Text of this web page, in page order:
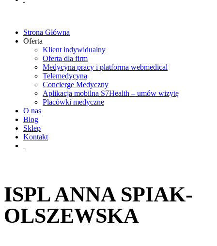
Strona Główna
Oferta
Klient indywidualny
Oferta dla firm
Medycyna pracy i platforma webmedical
Telemedycyna
Concierge Medyczny
Aplikacja mobilna S7Health – umów wizytę
Placówki medyczne
O nas
Blog
Sklep
Kontakt
ISPL ANNA SPIAK-
OLSZEWSKA